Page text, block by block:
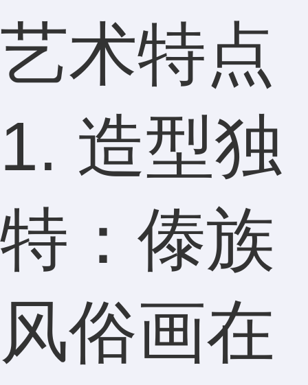
艺术特点
1. 造型独
特：傣族
风俗画在